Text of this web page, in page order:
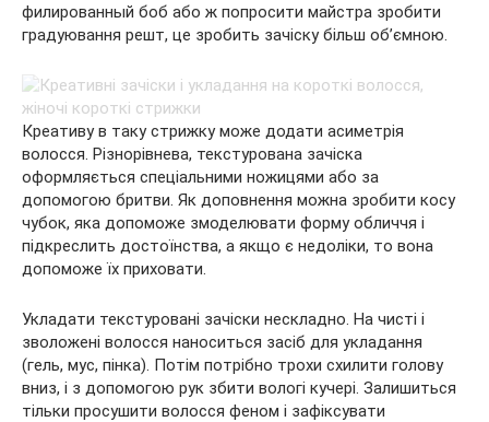
филированный боб або ж попросити майстра зробити
градуювання решт, це зробить зачіску більш об’ємною.
Креативу в таку стрижку може додати асиметрія
волосся. Різнорівнева, текстурована зачіска
оформляється спеціальними ножицями або за
допомогою бритви. Як доповнення можна зробити косу
чубок, яка допоможе змоделювати форму обличчя і
підкреслить достоїнства, а якщо є недоліки, то вона
допоможе їх приховати.
Укладати текстуровані зачіски нескладно. На чисті і
зволожені волосся наноситься засіб для укладання
(гель, мус, пінка). Потім потрібно трохи схилити голову
вниз, і з допомогою рук збити вологі кучері. Залишиться
тільки просушити волосся феном і зафіксувати